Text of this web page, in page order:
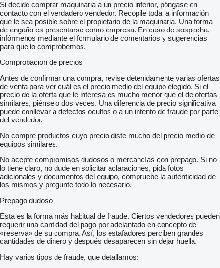
Si decide comprar maquinaria a un precio inferior, póngase en
contacto con el verdadero vendedor. Recopile toda la información
que le sea posible sobre el propietario de la maquinaria. Una forma
de engaño es presentarse como empresa. En caso de sospecha,
infórmenos mediante el formulario de comentarios y sugerencias
para que lo comprobemos.
Comprobación de precios
Antes de confirmar una compra, revise detenidamente varias ofertas
de venta para ver cuál es el precio medio del equipo elegido. Si el
precio de la oferta que le interesa es mucho menor que el de ofertas
similares, piénselo dos veces. Una diferencia de precio significativa
puede conllevar a defectos ocultos o a un intento de fraude por parte
del vendedor.
No compre productos cuyo precio diste mucho del precio medio de
equipos similares.
No acepte compromisos dudosos o mercancías con prepago. Si no
lo tiene claro, no dude en solicitar aclaraciones, pida fotos
adicionales y documentos del equipo, compruebe la autenticidad de
los mismos y pregunte todo lo necesario.
Prepago dudoso
Esta es la forma más habitual de fraude. Ciertos vendedores pueden
requerir una cantidad del pago por adelantado en concepto de
«reserva» de su compra. Así, los estafadores perciben grandes
cantidades de dinero y después desaparecen sin dejar huella.
Hay varios tipos de fraude, que detallamos: